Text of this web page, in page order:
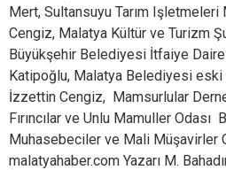
Mert, Sultansuyu Tarım
Cengiz, Malatya Kültür ve Turizm
Büyükşehir Belediyesi İtfaiye
Katipoğlu, Malatya Belediyesi eski
İzzettin Cengiz, Mamsurlular
Fırıncılar ve Unlu Mamuller Odası
Muhasebeciler ve Mali Müşavirler
malatyahaber.com Yazarı M.